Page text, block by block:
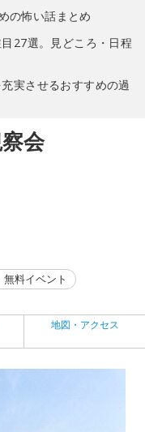
の怖い話まとめ
27選。見どころ・日程
実させるおすすめの過
会
無料イベント
地図・アクセス